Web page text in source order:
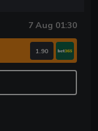
7 Aug 01:30
1.90